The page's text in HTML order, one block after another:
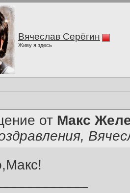
Вячеслав Серёгин
Живу я здесь
от Макс